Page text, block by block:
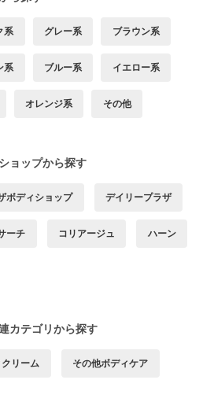
系 グレー系 ブラウン系
系 ブルー系 イエロー系
オレンジ系 その他
ョップから探す
ボディショップ デイリープラザ
ーチ コリアージュ ハーン
カテゴリから探す
リーム その他ボディケア